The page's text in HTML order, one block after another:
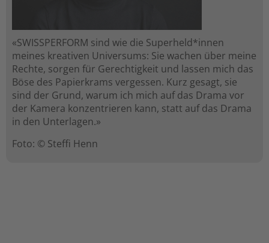
«SWISSPERFORM sind wie die Superheld*innen
meines kreativen Universums: Sie wachen über meine
Rechte, sorgen für Gerechtigkeit und lassen mich das
Böse des Papierkrams vergessen. Kurz gesagt, sie
sind der Grund, warum ich mich auf das Drama vor
der Kamera konzentrieren kann, statt auf das Drama
in den Unterlagen.»
Foto: © Steffi Henn